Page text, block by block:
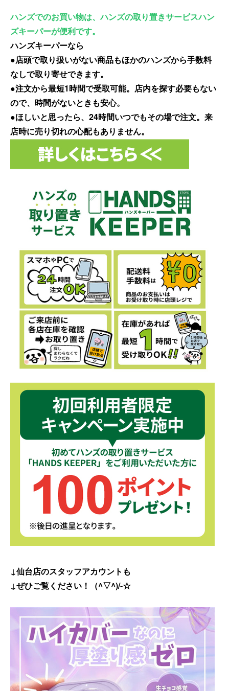
ハンズでのお買い物は、ハンズの取り置きサービスハン
ズキーパーが便利です。
ハンズキーパーなら
●店頭で取り扱いがない商品もほかのハンズから手数料
なしで取り寄せできます。
●注文から最短1時間で受取可能。店内を探す必要もない
ので、時間がないときも安心。
●ほしいと思ったら、24時間いつでもその場で注文。来
店時に売り切れの心配もありません。
↓仙台店のスタッフアカウントも
↓ぜひご覧ください！（^▽^)/-☆